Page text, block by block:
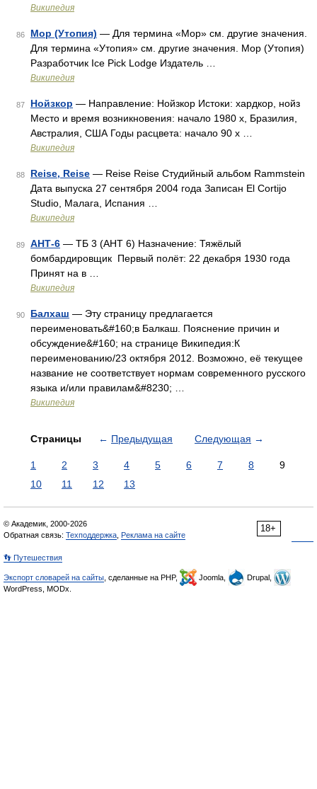
Википедия
86 Мор (Утопия) — Для термина «Мор» см. другие значения.
Для термина «Утопия» см. другие значения. Мор (Утопия)
Разработчик Ice Pick Lodge Издатель …
Википедия
87 Нойзкор — Направление: Нойзкор Истоки: хардкор, нойз
Место и время возникновения: начало 1980 х, Бразилия,
Австралия, США Годы расцвета: начало 90 х …
Википедия
88 Reise, Reise — Reise Reise Студийный альбом Rammstein
Дата выпуска 27 сентября 2004 года Записан El Cortijo
Studio, Малага, Испания …
Википедия
89 АНТ-6 — ТБ 3 (АНТ 6) Назначение: Тяжёлый
бомбардировщик Первый полёт: 22 декабря 1930 года
Принят на в …
Википедия
90 Балхаш — Эту страницу предлагается
переименовать&#160;в Балкаш. Пояснение причин и
обсуждение&#160; на странице Википедия:К
переименованию/23 октября 2012. Возможно, её текущее
название не соответствует нормам современного русского
языка и/или правилам&#8230; …
Википедия
Страницы ← Предыдущая Следующая →
1 2 3 4 5 6 7 8
9
10
11 12 13
18+
© Академик, 2000-2026
Обратная связь: Техподдержка Реклама на сайте
👣 Путешествия
Экспорт словарей на сайты , сделанные на PHP, Joomla,
Drupal,
WordPress, MODx.